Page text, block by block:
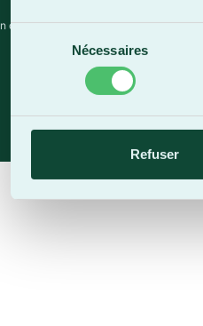
Sélection
consentement
Nécessaires
Refuser
du siteTermes et conditionsPolitique